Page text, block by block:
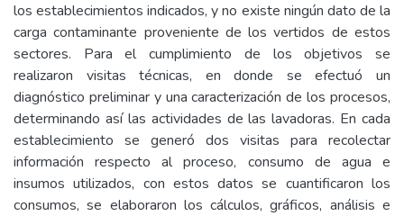
los establecimientos indicados, y no existe ningún dato de la
carga contaminante proveniente de los vertidos de estos
sectores. Para el cumplimiento de los objetivos se
realizaron visitas técnicas, en donde se efectuó un
diagnóstico preliminar y una caracterización de los procesos,
determinando así las actividades de las lavadoras. En cada
establecimiento se generó dos visitas para recolectar
información respecto al proceso, consumo de agua e
insumos utilizados, con estos datos se cuantificaron los
consumos, se elaboraron los cálculos, gráficos, análisis e